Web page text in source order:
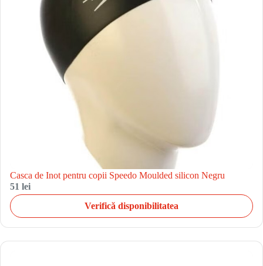
Casca de Inot pentru copii Speedo Moulded silicon Negru
51 lei
Verifică disponibilitatea